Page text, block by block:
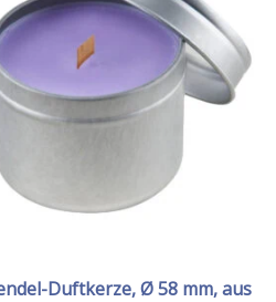
Duftkerze, Ø 58 mm, aus